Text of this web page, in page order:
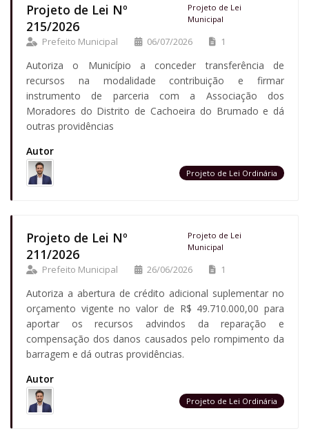
Projeto de Lei Nº
215/2026
Projeto de Lei
Municipal
Prefeito Municipal 06/07/2026 1
Autoriza o Município a conceder transferência de
recursos na modalidade contribuição e firmar
instrumento de parceria com a Associação dos
Moradores do Distrito de Cachoeira do Brumado e dá
outras providências
Autor
Projeto de Lei Ordinária
Projeto de Lei Nº
211/2026
Projeto de Lei
Municipal
Prefeito Municipal 26/06/2026 1
Autoriza a abertura de crédito adicional suplementar no
orçamento vigente no valor de R$ 49.710.000,00 para
aportar os recursos advindos da reparação e
compensação dos danos causados pelo rompimento da
barragem e dá outras providências.
Autor
Projeto de Lei Ordinária